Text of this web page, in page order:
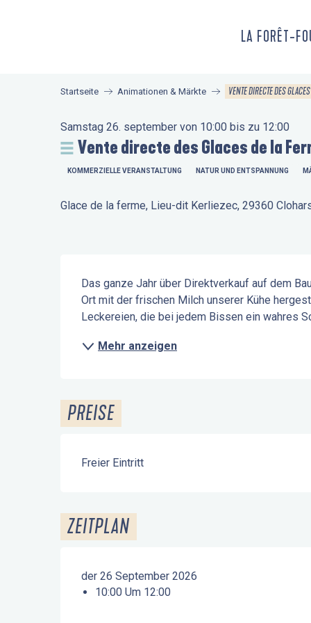
LA FORÊT-
Startseite Animationen & Märkte VENTE DIRECTE DES
Samstag 26. september von 10:00 bis zu 12:00
Vente directe des Glaces de la
KOMMERZIELLE VERANSTALTUNG NATUR UND ENTSPANNUNG
Glace de la ferme, Lieu-dit Kerliezec, 29360
Beschreibung
Das ganze Jahr über Direktverkauf auf dem
Ort mit der frischen Milch unserer Kühe
Leckereien, die bei jedem Bissen ein wahres
Mehr anzeigen
PREISE
Freier Eintritt
ZEITPLAN
der 26 September 2026
10:00 Um 12:00